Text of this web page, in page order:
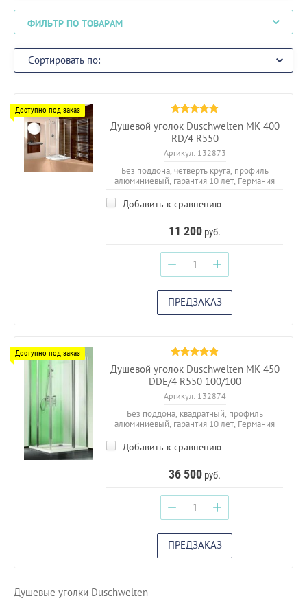
ФИЛЬТР ПО ТОВАРАМ
Сортировать по:
Душевой уголок Duschwelten МК 400
RD/4 R550
Артикул:132873
Без поддона, четверть круга, профиль
алюминиевый, гарантия 10 лет, Германия
Добавить к сравнению
11 200 руб.
− +
ПРЕДЗАКАЗ
Душевой уголок Duschwelten МК 450
DDE/4 R550 100/100
Артикул:132874
Без поддона, квадратный, профиль
алюминиевый, гарантия 10 лет, Германия
Добавить к сравнению
36 500 руб.
− +
ПРЕДЗАКАЗ
Душевые уголки Duschwelten